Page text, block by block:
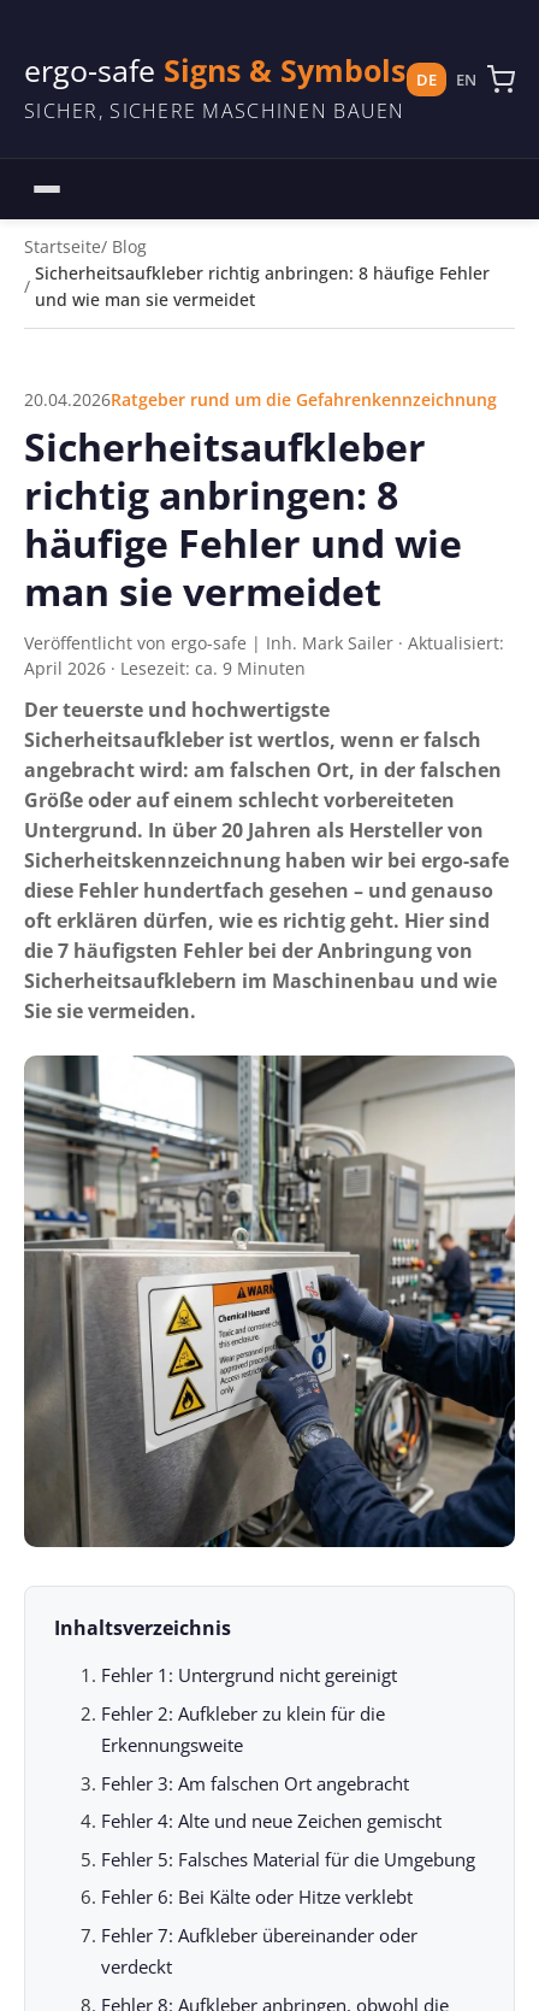
ergo-safe Signs & Symbols
SICHER, SICHERE MASCHINEN BAUEN
DE EN
Startseite Blog
Sicherheitsaufkleber richtig anbringen: 8 häufige Fehler
und wie man sie vermeidet
20.04.2026Ratgeber rund um die Gefahrenkennzeichnung
Sicherheitsaufkleber
richtig anbringen: 8
häufige Fehler und wie
man sie vermeidet
Veröffentlicht von ergo-safe | Inh. Mark Sailer · Aktualisiert:
April 2026 · Lesezeit: ca. 9 Minuten
Der teuerste und hochwertigste
Sicherheitsaufkleber ist wertlos, wenn er falsch
angebracht wird: am falschen Ort, in der falschen
Größe oder auf einem schlecht vorbereiteten
Untergrund. In über 20 Jahren als Hersteller von
Sicherheitskennzeichnung haben wir bei ergo-safe
diese Fehler hundertfach gesehen – und genauso
oft erklären dürfen, wie es richtig geht. Hier sind
die 7 häufigsten Fehler bei der Anbringung von
Sicherheitsaufklebern im Maschinenbau und wie
Sie sie vermeiden.
Inhaltsverzeichnis
Fehler 1: Untergrund nicht gereinigt
Fehler 2: Aufkleber zu klein für die
Erkennungsweite
Fehler 3: Am falschen Ort angebracht
Fehler 4: Alte und neue Zeichen gemischt
Fehler 5: Falsches Material für die Umgebung
Fehler 6: Bei Kälte oder Hitze verklebt
Fehler 7: Aufkleber übereinander oder
verdeckt
Fehler 8: Aufkleber anbringen, obwohl die